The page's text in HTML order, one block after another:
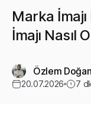
Marka
İmajı Nasıl
Özlem Doğan
20.07.2026
7